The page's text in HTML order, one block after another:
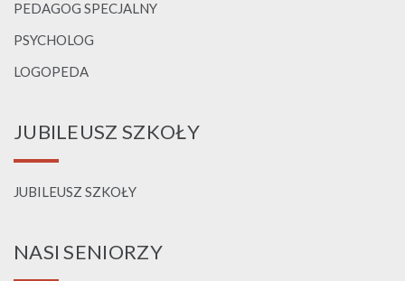
PEDAGOG SPECJALNY
PSYCHOLOG
LOGOPEDA
JUBILEUSZ SZKOŁY
JUBILEUSZ SZKOŁY
NASI SENIORZY